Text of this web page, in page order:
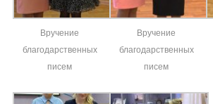
Вручение
благодарственных
писем
Вручение
благодарственных
писем